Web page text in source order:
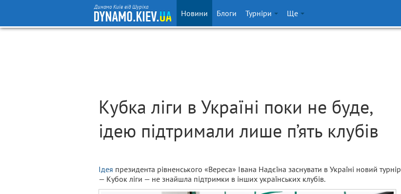
Динамо Київ від Шуріка
Новини Блоги Турніри Ще
Кубка ліги в Україні поки не буде,
ідею підтримали лише п’ять клубів
Ідея президента рівненського «Вереса» Івана Надєїна заснувати в Україні новий турнір
— Кубок ліги — не знайшла підтримки в інших українських клубів.